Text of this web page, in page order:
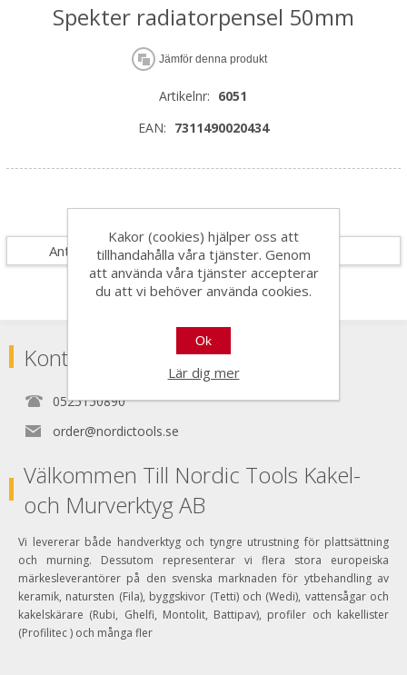
Spekter radiatorpensel 50mm
Jämför denna produkt
Artikelnr: 6051
EAN: 7311490020434
Specifikationer
Antal i förpackning 10
Kontakta
0525150890
order@nordictools.se
Välkommen Till Nordic Tools Kakel-
och Murverktyg AB
Vi levererar både handverktyg och tyngre utrustning för plattsättning
och murning. Dessutom representerar vi flera stora europeiska
märkesleverantörer på den svenska marknaden för ytbehandling av
keramik, natursten (Fila), byggskivor (Tetti) och (Wedi), vattensågar och
kakelskärare (Rubi, Ghelfi, Montolit, Battipav), profiler och kakellister
(Profilitec ) och många fler
Kakor (cookies) hjälper oss att
tillhandahålla våra tjänster. Genom
att använda våra tjänster accepterar
du att vi behöver använda cookies.
Ok
Lär dig mer